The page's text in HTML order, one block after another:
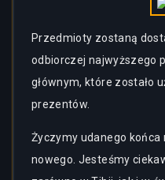
Przedmioty zostaną
odbiorczej najwyższego
głównym, które zostało
prezentów.
Życzymy udanego końca
nowego. Jesteśmy